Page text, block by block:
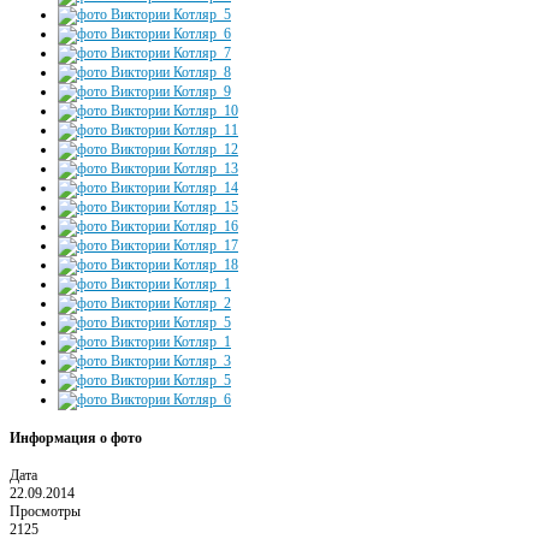
Информация о фото
Дата
22.09.2014
Просмотры
2125